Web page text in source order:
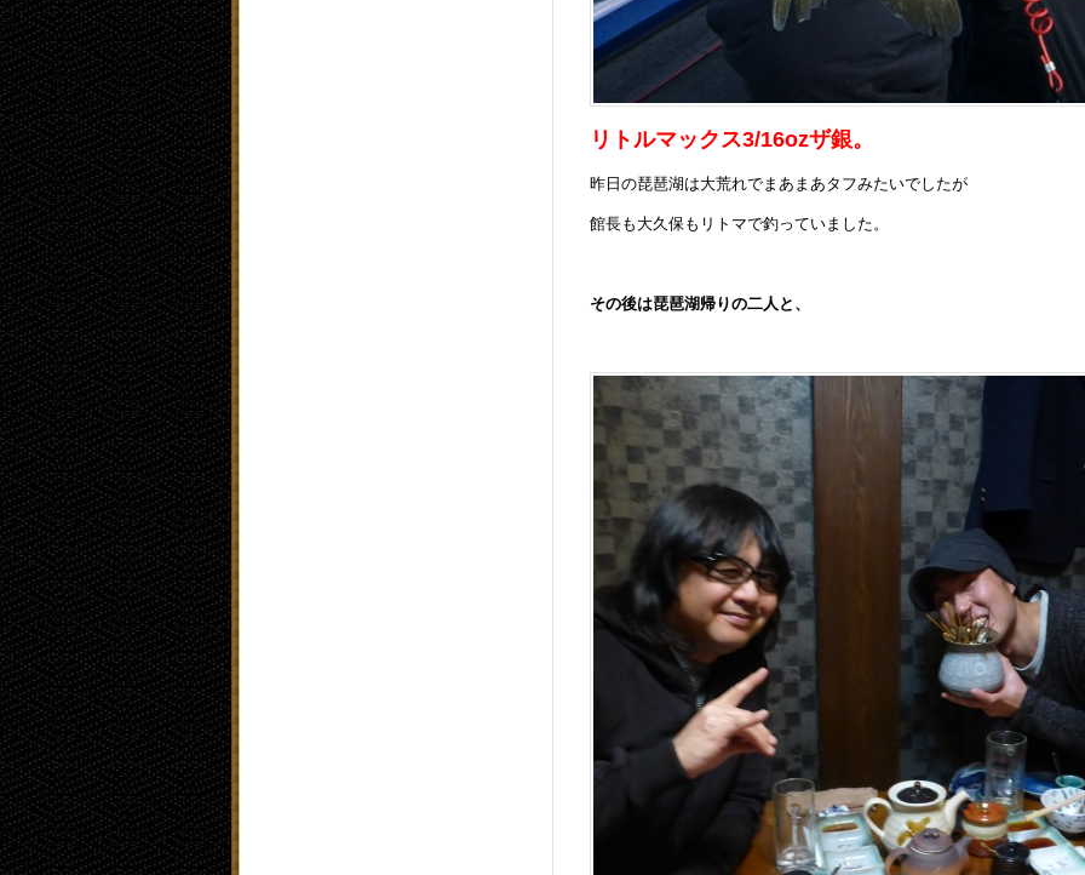
リトルマックス3/16ozザ銀。
昨日の琵琶湖は大荒れでまあまあタフみたいでしたが
館長も大久保もリトマで釣っていました。
その後は琵琶湖帰りの二人と、